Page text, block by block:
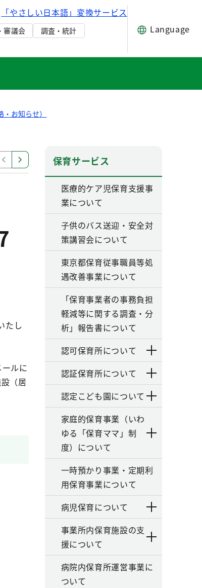
「やさしい日本語」変換サービス
審議会
調査・統計
Language
お知らせ）
認可外保育施設の運営状況報告について【令和7
たし
ルに
（居
保育サービス
医療的ケア児保育支援事
業について
子供のバス送迎・安全対
策講習会について
東京都保育従事職員等処
遇改善事業について
「保育事業者の事務負担
軽減等に関する調査・分
析」報告書について
認可保育所について
認証保育所について
認定こども園について
家庭的保育事業（いわ
ゆる「保育ママ」制
度）について
一時預かり事業・定期利
用保育事業について
病児保育について
事業所内保育施設の支
援について
病院内保育所運営事業に
ついて